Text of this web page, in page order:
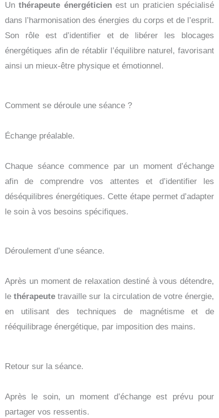
Unthérapeute énergéticienest un praticien spécialisé
dans l’harmonisation des énergies du corps et de l’esprit.
Son rôle est d’identifier et de libérer les blocages
énergétiques afin de rétablir l’équilibre naturel, favorisant
ainsi un mieux-être physique et émotionnel.
Comment se déroule une séance ?
Échange préalable.
Chaque séance commence par un moment d’échange
afin de comprendre vos attentes et d’identifier les
déséquilibres énergétiques. Cette étape permet d’adapter
le soin à vos besoins spécifiques.
Déroulement d’une séance.
Après un moment de relaxation destiné à vous détendre,
lethérapeute travaille sur la circulation de votre énergie,
en utilisant des techniques de magnétisme et de
rééquilibrage énergétique, par imposition des mains.
Retour sur la séance.
Après le soin, un moment d’échange est prévu pour
partager vos ressentis.